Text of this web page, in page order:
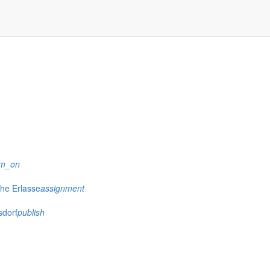
Erlasseassignment
publish